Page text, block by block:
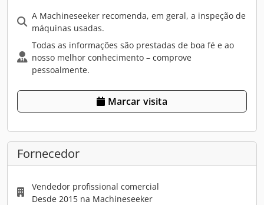
A Machineseeker recomenda, em geral, a inspeção de
máquinas usadas.
Todas as informações são prestadas de boa fé e ao
nosso melhor conhecimento – comprove
pessoalmente.
Marcar visita
Fornecedor
Vendedor profissional comercial
Desde 2015 na Machineseeker